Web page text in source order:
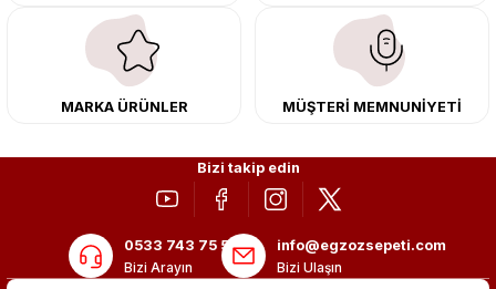
kargo ile teslimat gerçekleştiriyoruz. Aracınıza değer katmak için doğru
adres: Egzoz Sepeti.
MARKA ÜRÜNLER MÜŞTERİ MEMNUNİYETİ
Bizi takip edin
0533 743 75 56
Bizi Arayın
info@egzozsepeti.com
Bizi Ulaşın